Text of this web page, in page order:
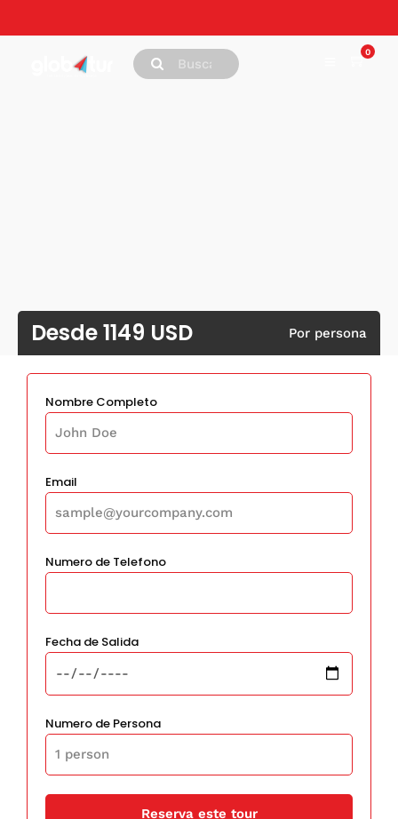
0
Desde 1149 USD Por persona
Nombre Completo
Email
Numero de Telefono
Fecha de Salida
Numero de Persona